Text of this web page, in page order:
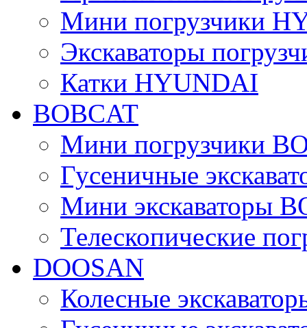
Мини погрузчики
Экскаваторы
Катки HYUNDAI
BOBCAT
Мини погрузчики
Гусеничные
Мини экскаваторы
Телескопические
DOOSAN
Колесные